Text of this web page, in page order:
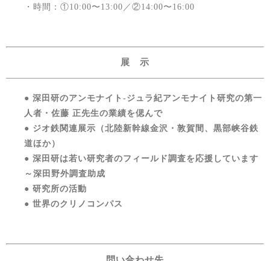
・時間：①10:00〜13:00／②14:00〜16:00
展 示
● 深田研のアンモナイト‐ジュラ紀アンモナイト研究の第一
人者・佐藤 正先生の業績を偲んで
● ジオ鉄関連展示（北陸新幹線金沢・敦賀間、黒部峡谷鉄
道ほか）
● 深田研は若い研究者のフィールド調査を応援しています
～深田野外調査助成
● 研究所の活動
● 世界のクリノコンパス